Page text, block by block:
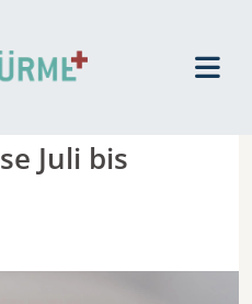
Juli bis